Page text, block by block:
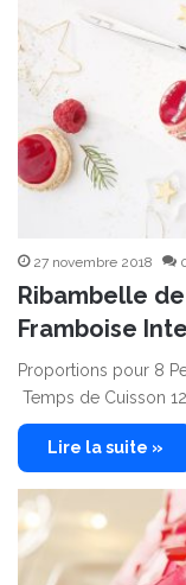
27 novembre 2018
Ribambelle
Framboise
Proportions pour 8
Temps de Cuisson
Lire la suite »